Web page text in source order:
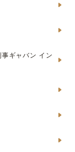
ギャバン イン